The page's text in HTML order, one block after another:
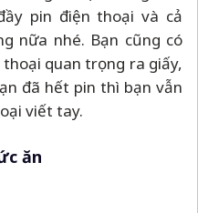
pin điện thoại và cả
nữa nhé. Bạn cũng có
quan trọng ra giấy,
đã hết pin thì bạn vẫn
viết tay.
ăn